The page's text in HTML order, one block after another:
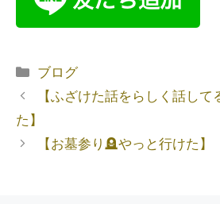
ブログ
【ふざけた話をらしく話して
た】
【お墓参り🪦やっと行けた】